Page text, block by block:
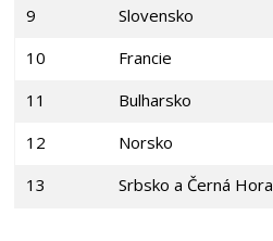
9
Slovensko
10
Francie
11
Bulharsko
12
Norsko
13
Srbsko a Černá Hora